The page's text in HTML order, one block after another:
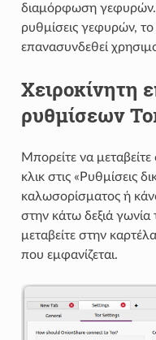
διαμόρφωση
ρυθμίσεις γεφυρών,
επανασυνδεθεί
Χειροκίνητη
ρυθμίσεων
Μπορείτε να μεταβείτε
κλικ στις «Ρυθμίσεις
καλωσορίσματος ή
στην κάτω δεξιά γωνία
μεταβείτε στην
που εμφανίζεται.